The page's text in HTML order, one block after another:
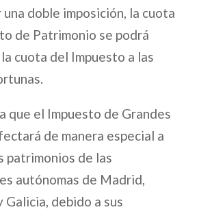
doble imposición, la cuota
de Patrimonio se podrá
cuota del Impuesto a las
que el Impuesto de Grandes
de manera especial a
patrimonios de las
autónomas de Madrid,
Galicia, debido a sus